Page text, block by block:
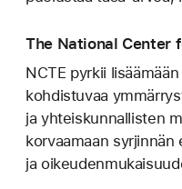
The National Center
NCTE pyrkii
kohdistuvaa
ja yhteiskunnallisten
korvaamaan syrjinnän
ja